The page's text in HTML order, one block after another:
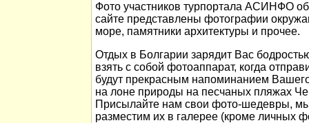
Фото участников турпортала АСИНФО
сайте представлены фотографии
море, памятники архитектуры и прочее.
Отдых в Болгарии зарядит Вас
взять с собой фотоаппарат, когда
будут прекрасным напоминанием
на лоне природы на песчаных пляжах
Присылайте нам свои фото-шедевры, мы
разместим их в галерее (кроме личных